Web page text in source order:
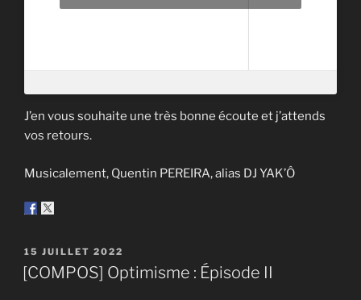
J’en vous souhaite une très bonne écoute et j’attends
vos retours.
Musicalement, Quentin PEREIRA, alias DJ YAK’Ô
PUBLIÉ
LE
15 JUILLET 2022
[COMPOS] Optimisme : Épisode II